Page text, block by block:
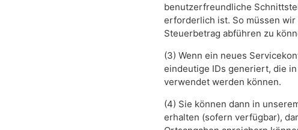
benutzerfreundliche
erforderlich ist. So müssen
Steuerbetrag abführen zu
(3) Wenn ein neues
eindeutige IDs generiert, die
verwendet werden können.
(4) Sie können dann in
erhalten (sofern verfügbar),